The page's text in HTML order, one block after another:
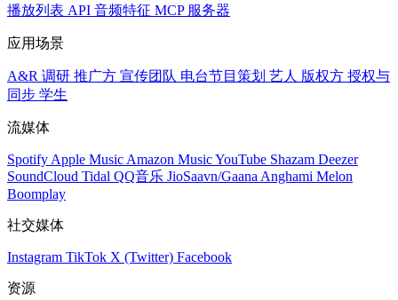
播放列表 API 音频特征 MCP 服务器
应用场景
A&R 调研 推广方 宣传团队 电台节目策划 艺人 版权方 授权与
同步 学生
流媒体
Spotify Apple Music Amazon MusicYouTube Shazam Deezer
SoundCloud Tidal QQ音乐 JioSaavn/Gaana Anghami Melon
Boomplay
社交媒体
Instagram TikTok X (Twitter) Facebook
资源